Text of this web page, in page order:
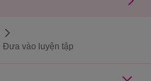
Đưa vào luyện tập